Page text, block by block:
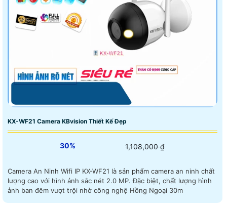
KX-WF21 Camera KBvision Thiết Kế Đẹp
30% 1,108,000 ₫
Camera An Ninh Wifi IP KX-WF21 là sản phẩm camera an ninh chất
lượng cao với hình ảnh sắc nét 2.0 MP. Đặc biệt, chất lượng hình
ảnh ban đêm vượt trội nhờ công nghệ Hồng Ngoại 30m